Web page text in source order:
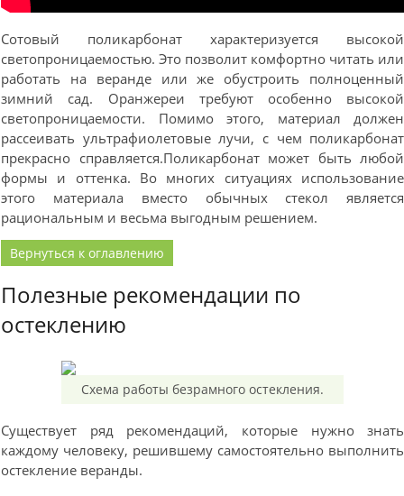
Сотовый поликарбонат характеризуется высокой
светопроницаемостью. Это позволит комфортно читать или
работать на веранде или же обустроить полноценный
зимний сад. Оранжереи требуют особенно высокой
светопроницаемости. Помимо этого, материал должен
рассеивать ультрафиолетовые лучи, с чем поликарбонат
прекрасно справляется.Поликарбонат может быть любой
формы и оттенка. Во многих ситуациях использование
этого материала вместо обычных стекол является
рациональным и весьма выгодным решением.
Вернуться к оглавлению
Полезные рекомендации по
остеклению
Схема работы безрамного остекления.
Существует ряд рекомендаций, которые нужно знать
каждому человеку, решившему самостоятельно выполнить
остекление веранды.